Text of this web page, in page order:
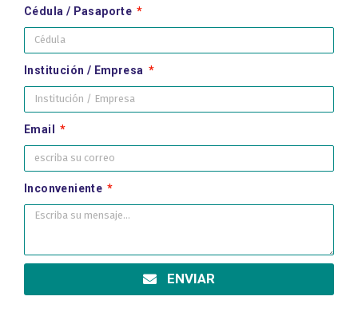
Cédula / Pasaporte
Institución / Empresa
Email
Inconveniente
ENVIAR